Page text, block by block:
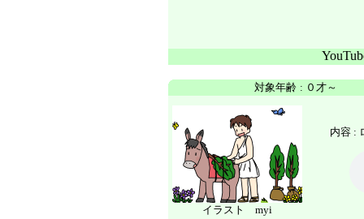
対象年齢 : ０才～
イラスト myi
内容 :